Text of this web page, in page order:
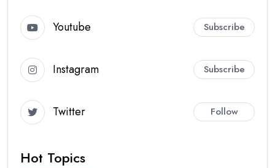
Youtube Subscribe
Instagram Subscribe
Twitter Follow
Hot Topics